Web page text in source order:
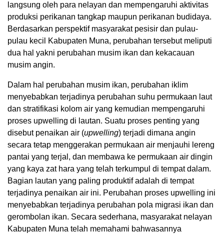
langsung oleh para nelayan dan mempengaruhi aktivitas
produksi perikanan tangkap maupun perikanan budidaya.
Berdasarkan perspektif masyarakat pesisir dan pulau-
pulau kecil Kabupaten Muna, perubahan tersebut meliputi
dua hal yakni perubahan musim ikan dan kekacauan
musim angin.
Dalam hal perubahan musim ikan, perubahan iklim
menyebabkan terjadinya perubahan suhu permukaan laut
dan stratifikasi kolom air yang kemudian mempengaruhi
proses upwelling di lautan. Suatu proses penting yang
disebut penaikan air (upwelling) terjadi dimana angin
secara tetap menggerakan permukaan air menjauhi lereng
pantai yang terjal, dan membawa ke permukaan air dingin
yang kaya zat hara yang telah terkumpul di tempat dalam.
Bagian lautan yang paling produktif adalah di tempat
terjadinya penaikan air ini. Perubahan proses upwelling ini
menyebabkan terjadinya perubahan pola migrasi ikan dan
gerombolan ikan. Secara sederhana, masyarakat nelayan
Kabupaten Muna telah memahami bahwasannya